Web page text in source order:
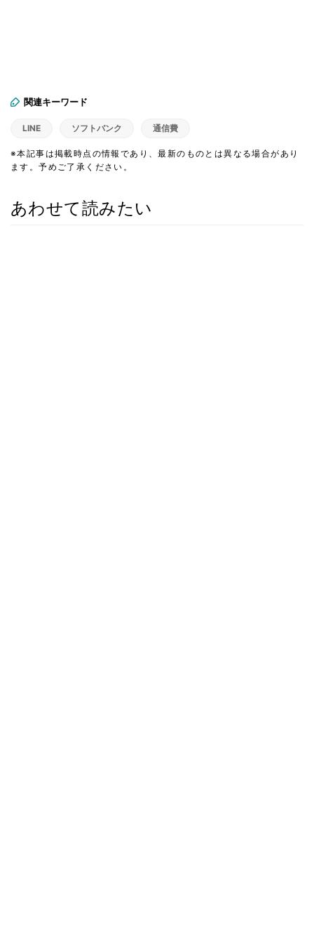
関連キーワード
LINE ソフトバンク 通信費
※本記事は掲載時点の情報であり、最新のものとは異なる場合があり
ます。予めご了承ください。
あわせて読みたい